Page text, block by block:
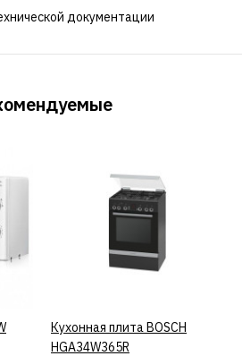
документации
КУПИТЬ
Кухонная плита BOSCH
HGA34W365R